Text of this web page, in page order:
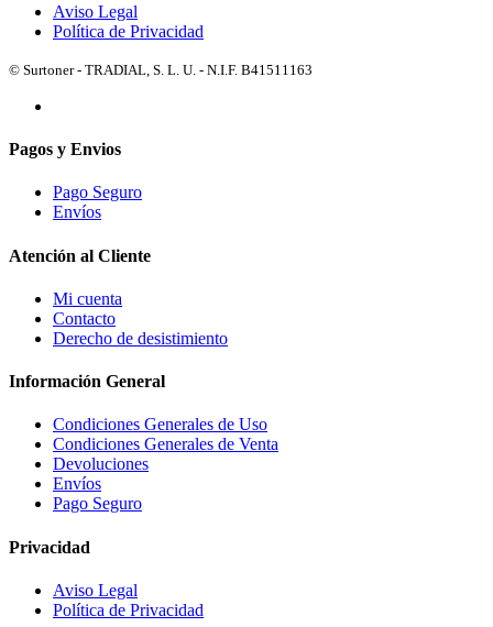
Aviso Legal
Política de Privacidad
© Surtoner - TRADIAL, S. L. U. - N.I.F. B41511163
Pagos y Envios
Pago Seguro
Envíos
Atención al Cliente
Mi cuenta
Contacto
Derecho de desistimiento
Información General
Condiciones Generales de Uso
Condiciones Generales de Venta
Devoluciones
Envíos
Pago Seguro
Privacidad
Aviso Legal
Política de Privacidad